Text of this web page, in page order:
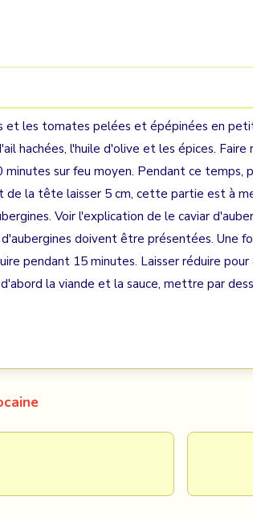
et les tomates pelées et épépinées en
hachées, l'huile d'olive et les épices.
sur feu moyen. Pendant ce temps,
de la tête laisser 5 cm, cette partie est à
Voir l'explication de le caviar
doivent être présentées. Une
pendant 15 minutes. Laisser réduire pour
la viande et la sauce, mettre par